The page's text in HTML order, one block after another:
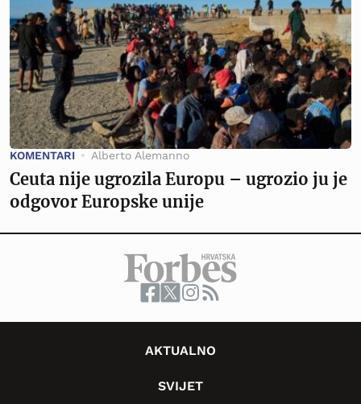
KOMENTARI Alberto Alemanno
Ceuta nije ugrozila Europu – ugrozio ju je
odgovor Europske unije
AKTUALNO
SVIJET